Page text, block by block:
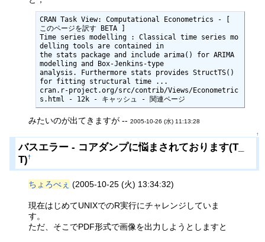
CRAN Task View: Computational Econometrics - [
このページを訳す BETA ]
Time series modelling : Classical time series mo
delling tools are contained in
the stats package and include arima() for ARIMA
modelling and Box-Jenkins-type
analysis. Furthermore stats provides StructTS()
for fitting structural time ...
cran.r-project.org/src/contrib/Views/Econometric
s.html - 12k - キャッシュ - 関連ページ
みたいのが出てきますが --2005-10-26 (水) 11:13:28
↑
バスエラー - コアダンプに悩まされております(T_
T)†
ちょろべぇ (2005-10-25 (火) 13:34:32)
現在はじめてUNIXでのR実行にチャレンジしていま
す。
ただ、そこでPDF形式で画像を出力しようとしますと